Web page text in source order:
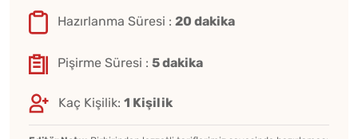
Hazırlanma Süresi : 20 dakika
Pişirme Süresi : 5 dakika
Kaç Kişilik: 1 Kişilik